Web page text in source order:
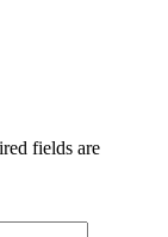
fields are